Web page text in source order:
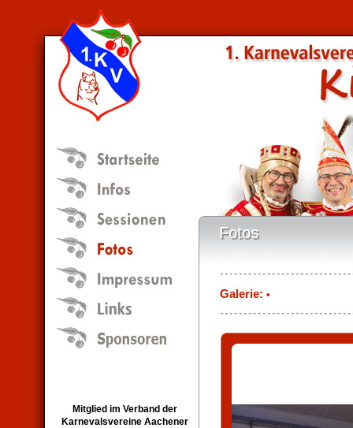
Mitglied im Verband der
Karnevalsvereine Aachener
Fotos
Fotos
Galerie: •